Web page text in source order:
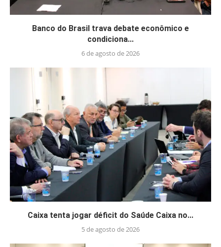
Banco do Brasil trava debate econômico e
condiciona...
6 de agosto de 2026
Caixa tenta jogar déficit do Saúde Caixa no...
5 de agosto de 2026